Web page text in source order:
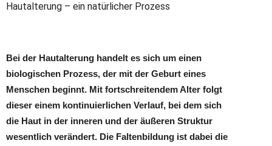
Hautalterung – ein natürlicher Prozess
Bei der Hautalterung handelt es sich um einen
biologischen Prozess, der mit der Geburt eines
Menschen beginnt. Mit fortschreitendem Alter folgt
dieser einem kontinuierlichen Verlauf, bei dem sich
die Haut in der inneren und der äußeren Struktur
wesentlich verändert. Die Faltenbildung ist dabei die